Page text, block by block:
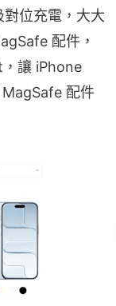
位充電，大大
配件，
讓 iPhone
配件